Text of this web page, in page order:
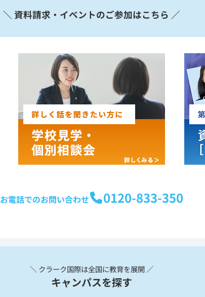
＼ 資料請求・イベントのご参加はこちら ／
お電話でのお問い合わせ 0120-833-350
＼ クラーク国際は全国に教育を展開 ／
キャンパスを探す